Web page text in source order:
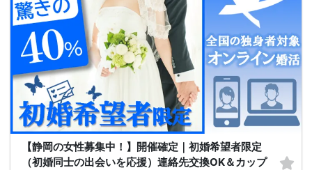
【静岡の女性募集中！】開催確定｜初婚希望者限定
（初婚同士の出会いを応援）連絡先交換OK＆カップ